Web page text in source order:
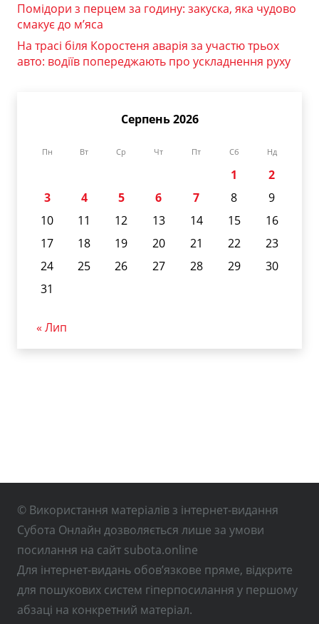
Помідори з перцем за годину: закуска, яка чудово
смакує до м’яса
На трасі біля Коростеня аварія за участю трьох
авто: водіїв попереджають про ускладнення руху
Серпень 2026
Пн Вт Ср Чт Пт Сб Нд
1
2
3
4 5 6 7 8
9
10
11 12 13 14 15
16
17
18 19 20 21 22
23
24
25 26 27 28 29
30
31
« Лип
© Використання матеріалів з інтернет-видання
Субота Онлайн дозволяється лише за умови
посилання на сайт subota.online
Для інтернет-видань обов’язкове пряме, відкрите
для пошукових систем гіперпосилання у першому
абзаці на конкретний матеріал.